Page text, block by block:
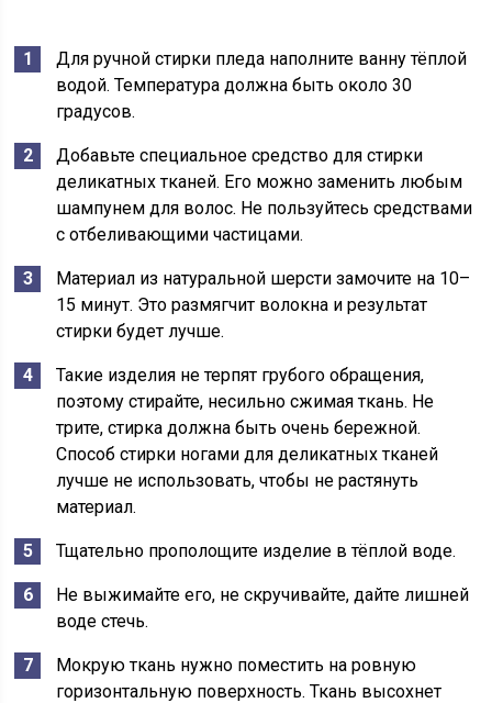
Для ручной стирки пледа наполните ванну тёплой
водой. Температура должна быть около 30
градусов.
Добавьте специальное средство для стирки
деликатных тканей. Его можно заменить любым
шампунем для волос. Не пользуйтесь средствами
с отбеливающими частицами.
Материал из натуральной шерсти замочите на 10–
15 минут. Это размягчит волокна и результат
стирки будет лучше.
Такие изделия не терпят грубого обращения,
поэтому стирайте, несильно сжимая ткань. Не
трите, стирка должна быть очень бережной.
Способ стирки ногами для деликатных тканей
лучше не использовать, чтобы не растянуть
материал.
Тщательно прополощите изделие в тёплой воде.
Не выжимайте его, не скручивайте, дайте лишней
воде стечь.
Мокрую ткань нужно поместить на ровную
горизонтальную поверхность. Ткань высохнет